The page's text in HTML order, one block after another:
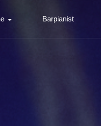
Barpianist